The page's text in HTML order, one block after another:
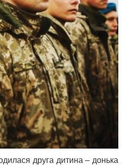
друга дитина – донька